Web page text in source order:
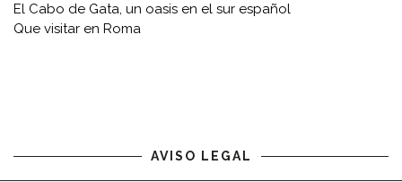
El Cabo de Gata, un oasis en el sur español
Que visitar en Roma
AVISO LEGAL